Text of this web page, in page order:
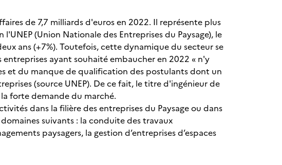
de 7,7 milliards d'euros en 2022. Il représente plus
(Union Nationale des Entreprises du Paysage), le
ans (+7%). Toutefois, cette dynamique du secteur se
ayant souhaité embaucher en 2022 « n'y
et du manque de qualification des postulants dont un
(source UNEP). De ce fait, le titre d'ingénieur de
forte demande du marché.
dans la filière des entreprises du Paysage ou dans
suivants : la conduite des travaux
paysagers, la gestion d’entreprises d’espaces